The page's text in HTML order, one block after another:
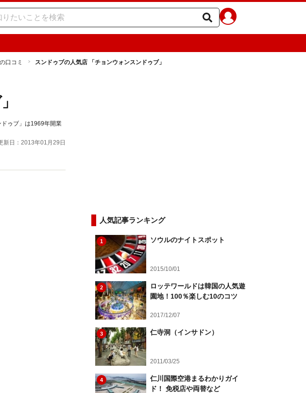
口コミ スンドゥブの人気店 「チョンウォンスンドゥブ」
ゥブ」は1969年開業
新日：2013年01月29日
人気記事ランキング
1 ソウルのナイトスポット
2015/10/01
2
ロッテワールドは韓国の人気遊
園地！100％楽しむ10のコツ
2017/12/07
3 仁寺洞（インサドン）
2011/03/25
4
仁川国際空港まるわかりガイ
ド！ 免税店や両替など